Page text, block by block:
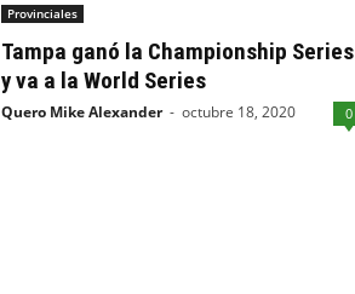
Provinciales
Tampa ganó la Championship Series
y va a la World Series
Quero Mike Alexander - octubre 18, 2020 0